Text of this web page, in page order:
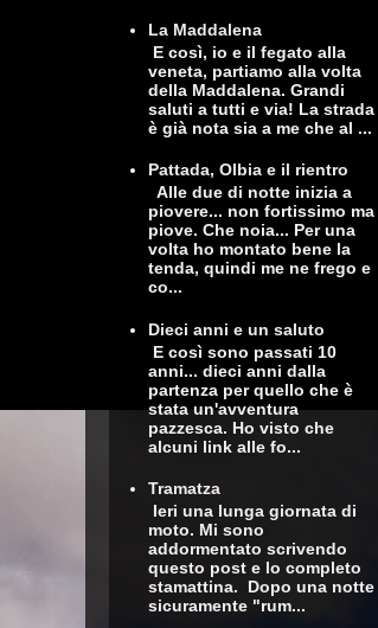
La Maddalena
E così, io e il fegato alla
veneta, partiamo alla volta
della Maddalena. Grandi
saluti a tutti e via! La strada
è già nota sia a me che al ...
Pattada, Olbia e il rientro
Alle due di notte inizia a
piovere... non fortissimo ma
piove. Che noia... Per una
volta ho montato bene la
tenda, quindi me ne frego e
co...
Dieci anni e un saluto
E così sono passati 10
anni... dieci anni dalla
partenza per quello che è
stata un'avventura
pazzesca. Ho visto che
alcuni link alle fo...
Tramatza
Ieri una lunga giornata di
moto. Mi sono
addormentato scrivendo
questo post e lo completo
stamattina. Dopo una notte
sicuramente "rum...